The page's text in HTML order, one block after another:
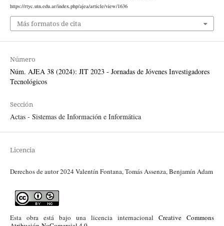
https://rtyc.utn.edu.ar/index.php/ajea/article/view/1636
Más formatos de cita
Número
Núm. AJEA 38 (2024): JIT 2023 - Jornadas de Jóvenes Investigadores
Tecnológicos
Sección
Actas - Sistemas de Información e Informática
Licencia
Derechos de autor 2024 Valentín Fontana, Tomás Assenza, Benjamín Adam
Esta obra está bajo una licencia internacionalCreative Commons